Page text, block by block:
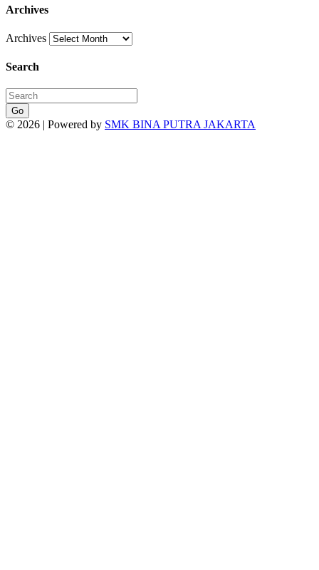
Archives
Archives
Search
Go
© 2026 | Powered by SMK BINA PUTRA JAKARTA